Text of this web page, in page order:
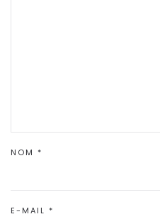
NOM *
E-MAIL *